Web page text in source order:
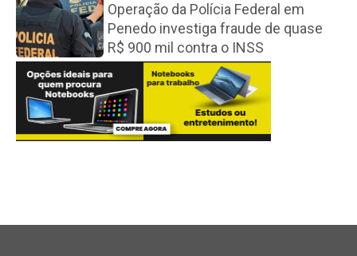
Operação da Polícia Federal em
Penedo investiga fraude de quase
R$ 900 mil contra o INSS